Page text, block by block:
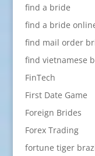
find a bride
find a bride
find mail order
find vietnamese
FinTech
First Date Game
Foreign Brides
Forex Trading
fortune tiger